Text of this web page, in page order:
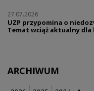
27.07.2026
UZP przypomina o
Temat wciąż aktualny
ARCHIWUM